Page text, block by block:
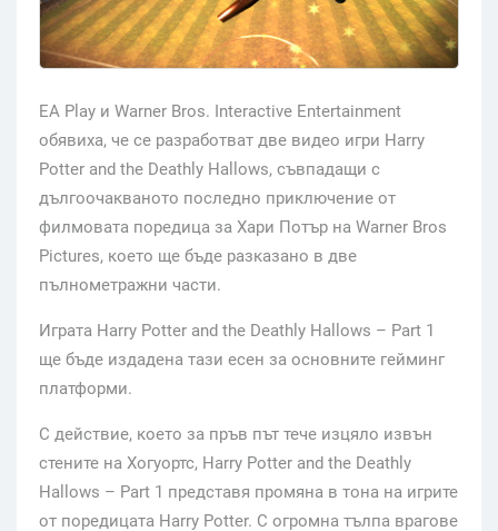
EA Play и Warner Bros. Interactive Entertainment
обявиха, че се разработват две видео игри Harry
Potter and the Deathly Hallows, съвпадащи с
дългоочакваното последно приключение от
филмовата поредица за Хари Потър на Warner Bros
Pictures, което ще бъде разказано в две
пълнометражни части.
Играта Harry Potter and the Deathly Hallows – Part 1
ще бъде издадена тази есен за основните гейминг
платформи.
С действие, което за пръв път тече изцяло извън
стените на Хогуортс, Harry Potter and the Deathly
Hallows – Part 1 представя промяна в тона на игрите
от поредицата Harry Potter. С огромна тълпа врагове